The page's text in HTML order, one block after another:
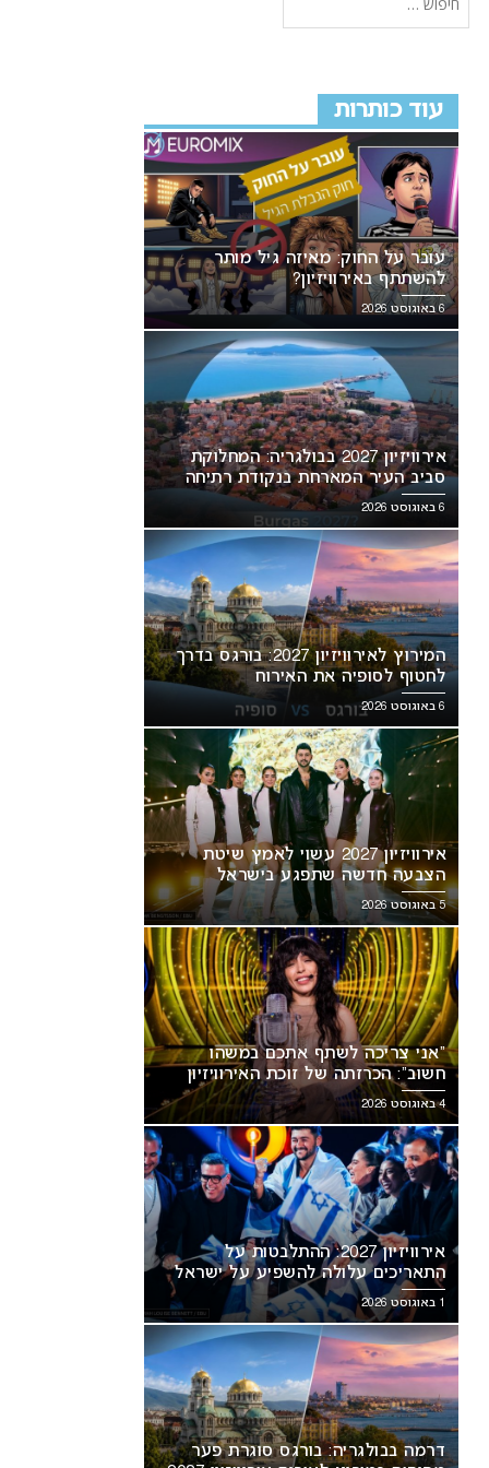
אירוויזיון 2027: ההתלבטות על
עלולה להשפיע על
דרמה בבולגריה: בורגס סוגרת פער
מסופיה במירוץ לאירוח אירוויזיון
2027
עוד כותרות
עובר על החוק: מאיזה גיל מותר
להשתתף באירוויזיון?
6 באוגוסט 2026
אירוויזיון 2027 בבולגריה: המחלוקת
סביב העיר המארחת בנקודת רתיחה
6 באוגוסט 2026
המירוץ לאירוויזיון 2027: בורגס בדרך
לחטוף לסופיה את האירוח
6 באוגוסט 2026
אירוויזיון 2027 עשוי לאמץ שיטת
הצבעה חדשה שתפגע בישראל
5 באוגוסט 2026
“אני צריכה לשתף אתכם במשהו
חשוב”: הכרזתה של זוכת האירוויזיון
מסעירה את הרשת
4 באוגוסט 2026
אירוויזיון 2027: ההתלבטות על
התאריכים עלולה להשפיע על ישראל
1 באוגוסט 2026
דרמה בבולגריה: בורגס סוגרת פער